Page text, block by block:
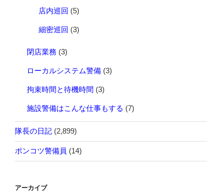
店内巡回 (5)
細密巡回 (3)
閉店業務 (3)
ローカルシステム警備 (3)
拘束時間と待機時間 (3)
施設警備はこんな仕事もする (7)
隊長の日記 (2,899)
ポンコツ警備員 (14)
アーカイブ